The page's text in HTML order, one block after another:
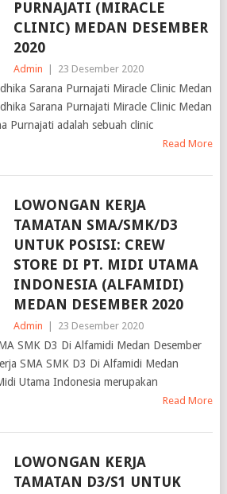
CLINIC) MEDAN DESEMBER
2020
Admin |
Sarana Purnajati Miracle Clinic Medan
Sarana Purnajati Miracle Clinic Medan
Purnajati adalah sebuah clinic
TAMATAN SMA/SMK/D3
UNTUK POSISI: CREW
STORE DI PT. MIDI UTAMA
INDONESIA (ALFAMIDI)
MEDAN DESEMBER 2020
Admin | 23 Desember 2020
SMK D3 Di Alfamidi Medan Desember
SMA SMK D3 Di Alfamidi Medan
Utama Indonesia merupakan
TAMATAN D3/S1 UNTUK
POSISI: SEKRETARIS DI PT